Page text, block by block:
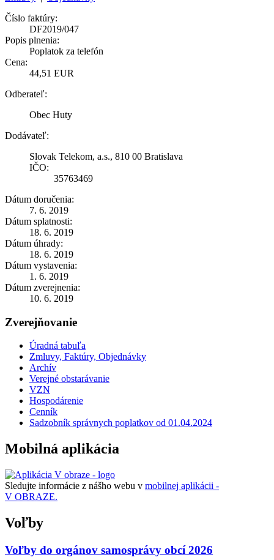
Číslo faktúry:
DF2019/047
Popis plnenia:
Poplatok za telefón
Cena:
44,51 EUR
Odberateľ:
Obec Huty
Dodávateľ:
Slovak Telekom, a.s., 810 00 Bratislava
IČO:
35763469
Dátum doručenia:
7. 6. 2019
Dátum splatnosti:
18. 6. 2019
Dátum úhrady:
18. 6. 2019
Dátum vystavenia:
1. 6. 2019
Dátum zverejnenia:
10. 6. 2019
Zverejňovanie
Úradná tabuľa
Zmluvy, Faktúry, Objednávky
Archív
Verejné obstarávanie
VZN
Hospodárenie
Cenník
Sadzobník správnych poplatkov od 01.04.2024
Mobilná aplikácia
Sledujte informácie z nášho webu v mobilnej aplikácii -
V OBRAZE.
Voľby
Voľby do orgánov samosprávy obcí 2026